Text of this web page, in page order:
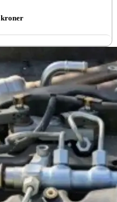
kroner